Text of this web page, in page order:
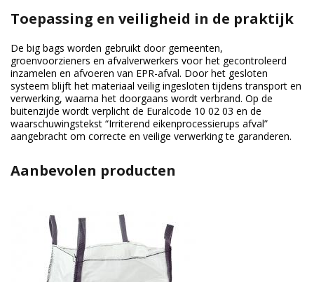
Toepassing en veiligheid in de praktijk
De big bags worden gebruikt door gemeenten,
groenvoorzieners en afvalverwerkers voor het gecontroleerd
inzamelen en afvoeren van EPR-afval. Door het gesloten
systeem blijft het materiaal veilig ingesloten tijdens transport en
verwerking, waarna het doorgaans wordt verbrand. Op de
buitenzijde wordt verplicht de Euralcode 10 02 03 en de
waarschuwingstekst “Irriterend eikenprocessierups afval”
aangebracht om correcte en veilige verwerking te garanderen.
Aanbevolen producten